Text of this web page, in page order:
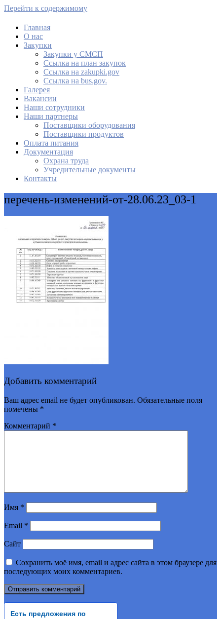
Перейти к содержимому
МАУ Комбинат питания
Главная
О нас
Закупки
Закупки у СМСП
Cсылка на план закупок
Cсылка на zakupki.gov
Ссылка на bus.gov.
Галерея
Вакансии
Наши сотрудники
Наши партнеры
Поставщики оборудования
Поставщики продуктов
Оплата питания
Документация
Охрана труда
Учредительные документы
Контакты
перечень-изменений-от-28.06.23_03-1
Добавить комментарий
Ваш адрес email не будет опубликован. Обязательные поля
помечены *
Комментарий *
Имя *
Email *
Сайт
Сохранить моё имя, email и адрес сайта в этом браузере для
последующих моих комментариев.
Есть предложения по